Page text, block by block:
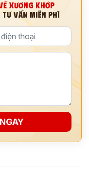
XƯƠNG KHỚP
TƯ VẤN MIỄN PHÍ